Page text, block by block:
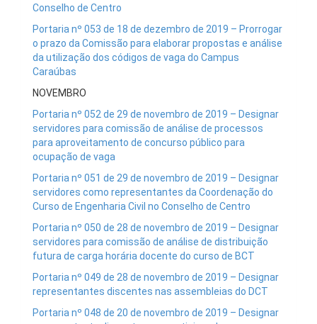
Conselho de Centro
Portaria nº 053 de 18 de dezembro de 2019 – Prorrogar
o prazo da Comissão para elaborar propostas e análise
da utilização dos códigos de vaga do Campus
Caraúbas
NOVEMBRO
Portaria nº 052 de 29 de novembro de 2019 – Designar
servidores para comissão de análise de processos
para aproveitamento de concurso público para
ocupação de vaga
Portaria nº 051 de 29 de novembro de 2019 – Designar
servidores como representantes da Coordenação do
Curso de Engenharia Civil no Conselho de Centro
Portaria nº 050 de 28 de novembro de 2019 – Designar
servidores para comissão de análise de distribuição
futura de carga horária docente do curso de BCT
Portaria nº 049 de 28 de novembro de 2019 – Designar
representantes discentes nas assembleias do DCT
Portaria nº 048 de 20 de novembro de 2019 – Designar